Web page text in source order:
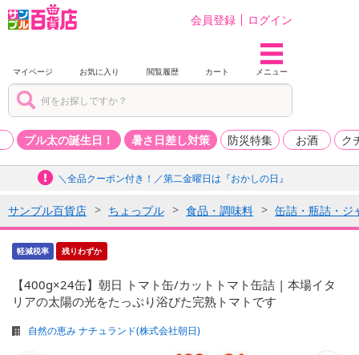
会員登録 ログイン
マイページ お気に入り 閲覧履歴 カート メニュー
プル太の誕生日！ 暑さ日差し対策 防災特集 お酒 ク
＼全品クーポン付き！／第二金曜日は『おかしの日』
サンプル百貨店 ちょっプル 食品・調味料 缶詰・瓶詰・ジ
軽減税率 残りわずか
【400g×24缶】朝日 トマト缶/カットトマト缶詰 | 本場イタ
リアの太陽の光をたっぷり浴びた完熟トマトです
自然の恵み ナチュランド(株式会社朝日)